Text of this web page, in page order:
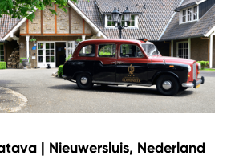
| Nieuwersluis, Nederland